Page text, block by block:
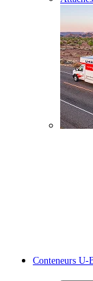
Conteneurs U-